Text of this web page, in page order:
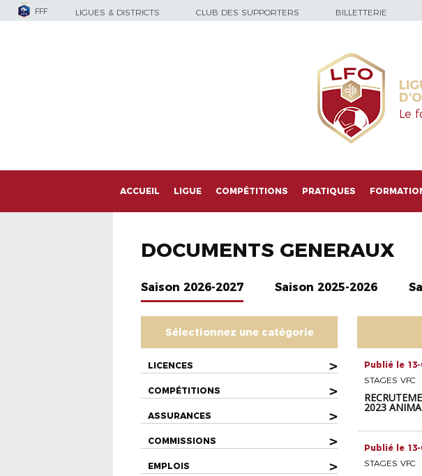
FFF LIGUES & DISTRICTS CLUB DES SUPPORTERS BILLETTERIE
Le
ACCUEIL LIGUE COMPÉTITIONS PRATIQUES
DOCUMENTS GENERAUX
Saison 2026-2027 Saison 2025-2026
Sélectionnez une catégorie
LICENCES >
COMPÉTITIONS >
ASSURANCES >
COMMISSIONS >
EMPLOIS >
Publié le 13-
STAGES VFC
2023
Publié le 13-
STAGES VFC